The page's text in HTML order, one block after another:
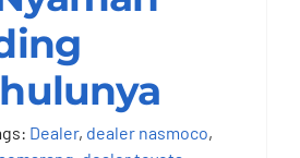
Dealer, dealer nasmoco,